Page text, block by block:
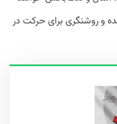
و روشنگری برای حرکت در